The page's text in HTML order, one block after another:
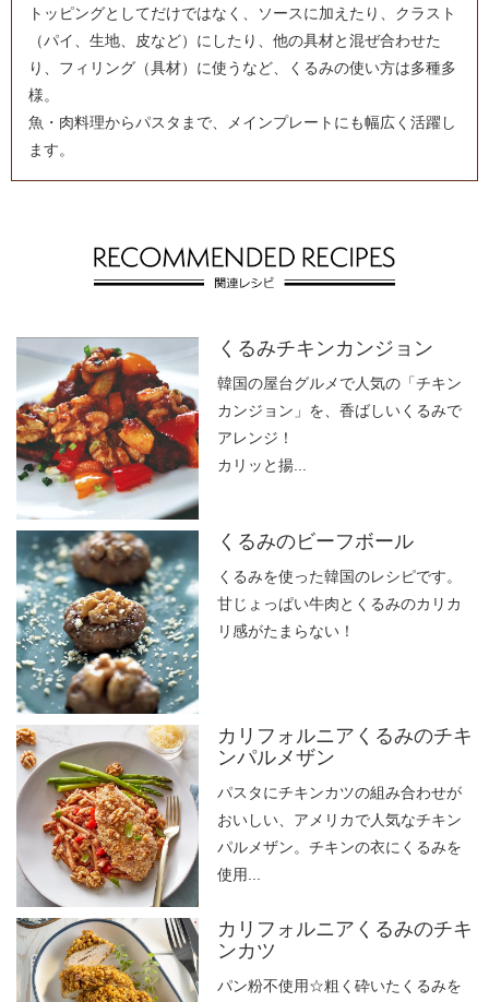
トッピングとしてだけではなく、ソースに加えたり、クラスト
（パイ、生地、皮など）にしたり、他の具材と混ぜ合わせた
り、フィリング（具材）に使うなど、くるみの使い方は多種多
様。
魚・肉料理からパスタまで、メインプレートにも幅広く活躍し
ます。
くるみチキンカンジョン
韓国の屋台グルメで人気の「チキン
カンジョン」を、香ばしいくるみで
アレンジ！
カリッと揚...
くるみのビーフボール
くるみを使った韓国のレシピです。
甘じょっぱい牛肉とくるみのカリカ
リ感がたまらない！
カリフォルニアくるみのチキ
ンパルメザン
パスタにチキンカツの組み合わせが
おいしい、アメリカで人気なチキン
パルメザン。チキンの衣にくるみを
使用...
カリフォルニアくるみのチキ
ンカツ
パン粉不使用☆粗く砕いたくるみを